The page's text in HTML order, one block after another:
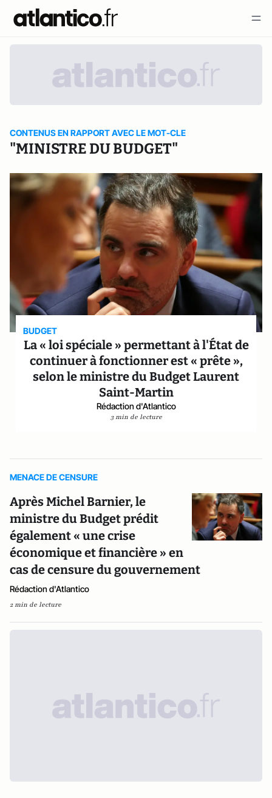
CONTENUS EN RAPPORT AVEC LE MOT-CLE
"MINISTRE DU BUDGET"
BUDGET
La « loi spéciale » permettant à l'État de
continuer à fonctionner est « prête »,
selon le ministre du Budget Laurent
Saint-Martin
Rédaction d'Atlantico
3 min de lecture
MENACE DE CENSURE
Après Michel Barnier, le
ministre du Budget prédit
également « une crise
économique et financière » en
cas de censure du gouvernement
Rédaction d'Atlantico
2 min de lecture